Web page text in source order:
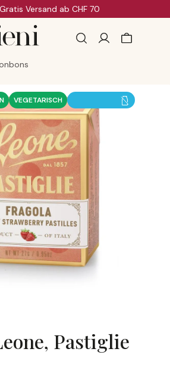
VEGETARISCH
Pastiglie